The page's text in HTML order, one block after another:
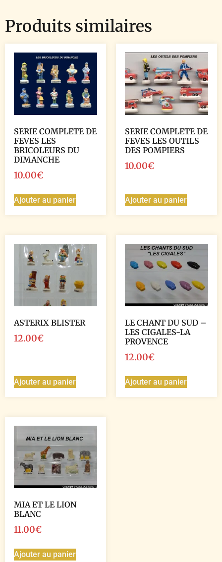
Produits similaires
SERIE COMPLETE DE
FEVES LES
BRICOLEURS DU
DIMANCHE
10.00€
Ajouter au panier
SERIE COMPLETE DE
FEVES LES OUTILS
DES POMPIERS
10.00€
Ajouter au panier
ASTERIX BLISTER
12.00€
Ajouter au panier
LE CHANT DU SUD –
LES CIGALES-LA
PROVENCE
12.00€
Ajouter au panier
MIA ET LE LION
BLANC
11.00€
Ajouter au panier